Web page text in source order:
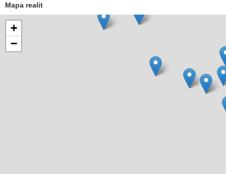
Mapa realit
+
−